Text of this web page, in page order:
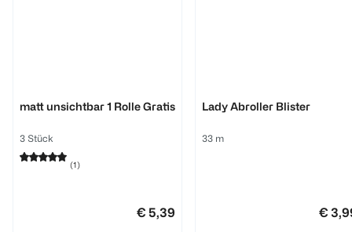
matt unsichtbar 1 Rolle Gratis
3 Stück
(1)
€ 5,39
Lady Abroller Blister
33 m
€